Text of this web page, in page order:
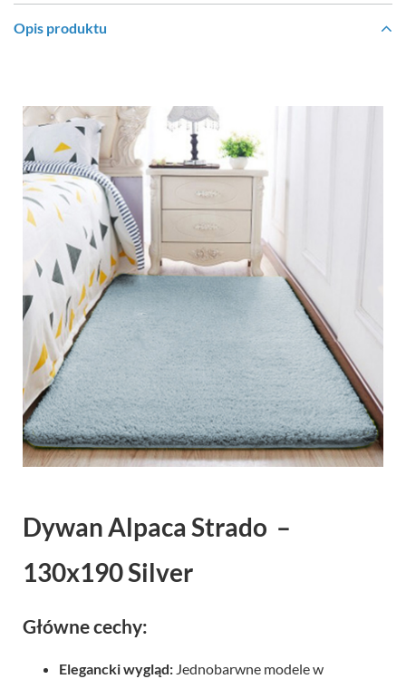
Opis produktu
Dywan Alpaca Strado –
130x190 Silver
Główne cechy:
Elegancki wygląd: Jednobarwne modele w